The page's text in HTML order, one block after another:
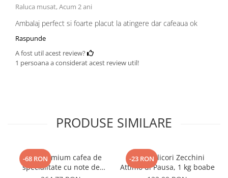
Raluca musat,Acum 2 ani
Ambalaj perfect si foarte placut la atingere dar cafeaua ok
Raspunde
A fost util acest review?
1 persoana a considerat acest review util!
PRODUSE SIMILARE
-68 RON
KAVE Premium cafea de
specialitate cu note de
-23 RON
Cafea Filicori Zecchini
Attimo di Pausa, 1 kg boabe